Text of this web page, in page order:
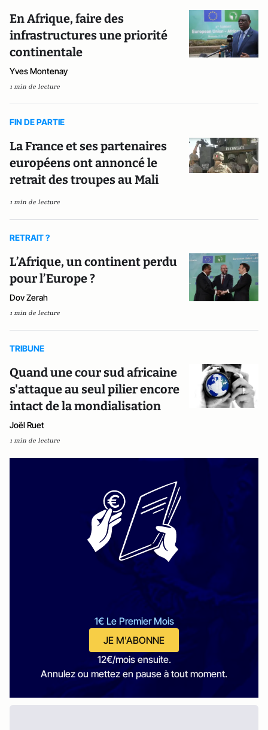
En Afrique, faire des
infrastructures une priorité
continentale
Yves Montenay
1 min de lecture
FIN DE PARTIE
La France et ses partenaires
européens ont annoncé le
retrait des troupes au Mali
1 min de lecture
RETRAIT ?
L’Afrique, un continent perdu
pour l’Europe ?
Dov Zerah
1 min de lecture
TRIBUNE
Quand une cour sud africaine
s'attaque au seul pilier encore
intact de la mondialisation
Joël Ruet
1 min de lecture
1€ Le Premier Mois
JE M'ABONNE
12€/mois ensuite.
Annulez ou mettez en pause à tout moment.